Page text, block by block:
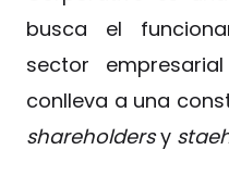
busca el
sector
conlleva a una
shareholdersy